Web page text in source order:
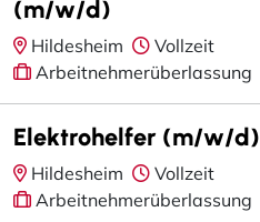
(m/w/d)
Hildesheim
Vollzeit
Arbeitnehmerüberlassung
Elektrohelfer (m/w/d)
Hildesheim
Vollzeit
Arbeitnehmerüberlassung